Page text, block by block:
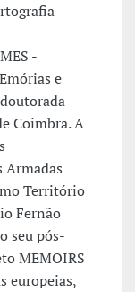
-
e
Coimbra. A
Armadas
Território
Fernão
seu pós-
MEMOIRS
europeias,